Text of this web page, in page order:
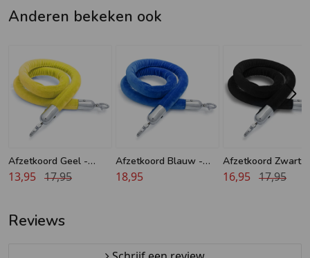
Anderen bekeken ook
Afzetkoord Geel -
Velours - 32 mm -
13,95 17,95
Afzetkoord Blauw -
Velours - 32 mm -
18,95
Afzetkoord Zwart -
Velours - 32 mm -
16,95 17,95
Reviews